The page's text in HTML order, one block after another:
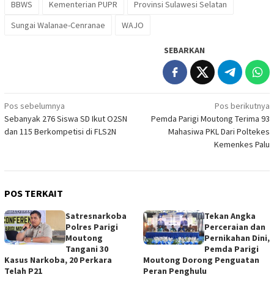
BBWS Kementerian PUPR
Provinsi Sulawesi Selatan
Sungai Walanae-Cenranae
WAJO
SEBARKAN
Navigasi
pos
Pos sebelumnya
Sebanyak 276 Siswa SD Ikut O2SN
dan 115 Berkompetisi di FLS2N
Pos berikutnya
Pemda Parigi Moutong Terima 93
Mahasiwa PKL Dari Poltekes
Kemenkes Palu
POS TERKAIT
Satresnarkoba
Polres Parigi
Moutong
Tangani 30
Kasus Narkoba, 20 Perkara
Telah P21
Tekan Angka
Perceraian dan
Pernikahan Dini,
Pemda Parigi
Moutong Dorong Penguatan
Peran Penghulu